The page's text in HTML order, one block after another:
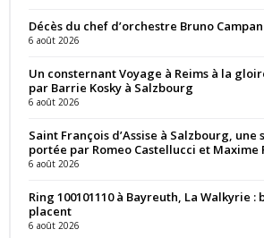
Décès du chef d’orchestre Bruno
6 août 2026
Un consternant Voyage à Reims à la
par Barrie Kosky à Salzbourg
6 août 2026
Saint François d’Assise à Salzbourg, une
portée par Romeo Castellucci et Maxime
6 août 2026
Ring 100101110 à Bayreuth, La Walkyrie
placent
6 août 2026